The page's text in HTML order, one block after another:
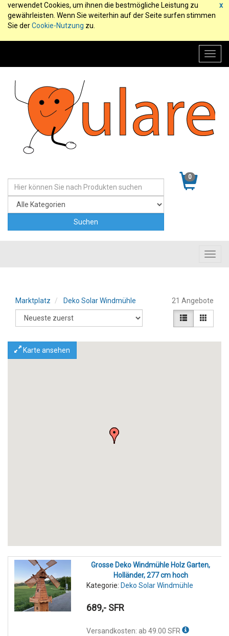
x
verwendet Cookies, um ihnen die bestmögliche Leistung zu
gewährleisten. Wenn Sie weiterhin auf der Seite surfen stimmen
Sie derCookie-Nutzung zu.
0
Marktplatz Deko Solar Windmühle 21 Angebote
Karte ansehen
Grosse Deko Windmühle Holz Garten,
Holländer, 277 cm hoch
Kategorie: Deko Solar Windmühle
689,- SFR
Versandkosten: ab 49.00 SFR